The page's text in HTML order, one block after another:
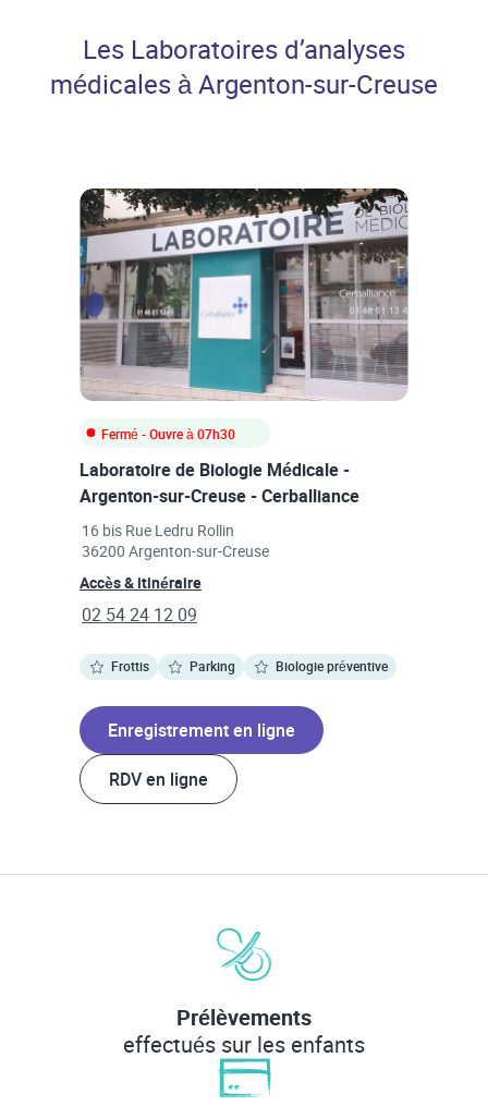
Les Laboratoires d’analyses
médicales à Argenton-sur-Creuse
Fermé - Ouvre à07h30
Laboratoire de Biologie Médicale -
Argenton-sur-Creuse - Cerballiance
16 bis Rue Ledru Rollin
36200 Argenton-sur-Creuse
Link Opens in New Tab
Accès & itinéraireLink Opens in New Tab
phone
02 54 24 12 09
Frottis Parking Biologie préventive
Enregistrement en ligne
RDV en ligne
Prélèvements
effectués sur les enfants